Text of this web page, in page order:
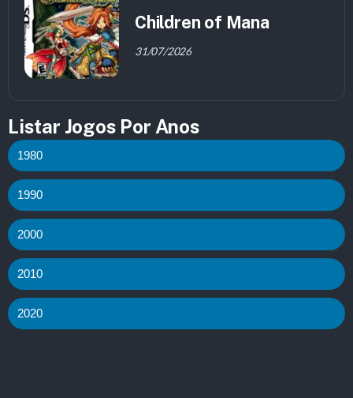
Children of Mana
31/07/2026
Listar Jogos Por Anos
1980
1990
2000
2010
2020